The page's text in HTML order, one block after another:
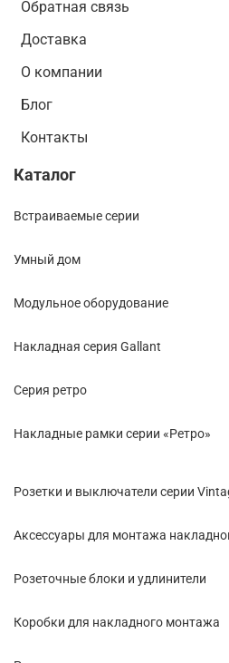
Обратная связь
Доставка
О компании
Блог
Контакты
Каталог
Встраиваемые серии
Умный дом
Модульное оборудование
Накладная серия Gallant
Cерия ретро
Накладные рамки серии «Ретро»
Розетки и выключатели серии
Аксессуары для монтажа
Розеточные блоки и удлинители
Коробки для накладного монтажа